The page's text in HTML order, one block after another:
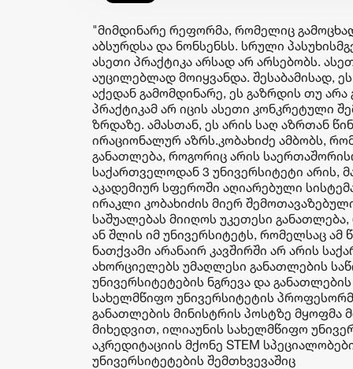
"მიმდინარე რეფორმა, რომელიც
აბსურდსა და ნონსენსს. სრული
ასეთი პრაქტიკა არსად არ არსებობს.
აუცილებლად მოიყვანდა. შესაბამისად,
აქედან გამომდინარე, ეს გაზრდის თუ
პრაქტიკამ არ იცის ასეთი კონკრეტული
ზრდაზე. ამასთან, ეს არის საღ აზრთან
ირაციონალურ აზრს.კობახიძე ამბობს,
განათლება, როგორიც არის
საქართველოდან 3 უნივერსიტეტი არის,
აკადემიურ სფეროში აღიარებული
ირაკლი კობახიძის მიერ
საშუალებას მიიღოს უკეთესი
ან შლის იმ უნივერსიტეტს, რომელსაც ამ
ნათქვამი არანაირ კავშირში არ არის
ახორციელებს უმაღლესი განათლების
უნივერსიტეტების ნგრევა და
სახელმწიფო უნივერსიტეტის
განათლების მინისტრის პოსტზე მყოფმა
მიხედვით, ილიაუნის სახელმწიფო
აკრედიტაციის მქონე STEM
უნივერსიტეტების შემთხვევაშიც